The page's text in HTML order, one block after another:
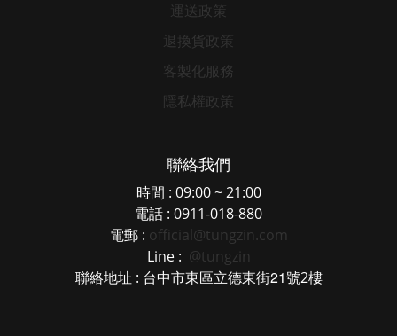
運送政策
退換貨政策
客製化服務
隱私權政策
聯絡我們
時間 : 09:00 ~ 21:00
電話 : 0911-018-880
電郵 : official@tungzin.com
Line : @tungzin
聯絡地址 : 台中市東區立德東街21號2樓